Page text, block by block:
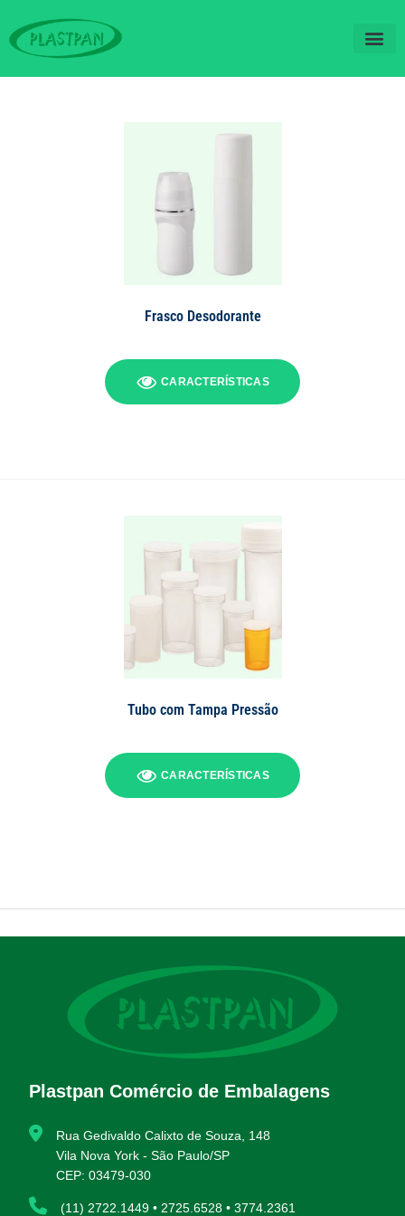
Frasco Desodorante
CARACTERÍSTICAS
Tubo com Tampa Pressão
CARACTERÍSTICAS
Plastpan Comércio de Embalagens
Rua Gedivaldo Calixto de Souza, 148
Vila Nova York - São Paulo/SP
CEP: 03479-030
(11) 2722.1449 • 2725.6528 • 3774.2361